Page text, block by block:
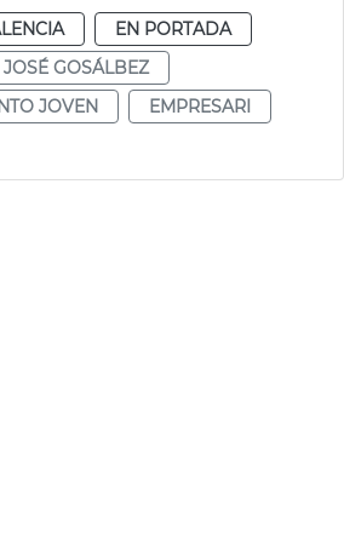
EN PORTADA
JOSÉ GOSÁLBEZ
JOVEN
EMPRESARI